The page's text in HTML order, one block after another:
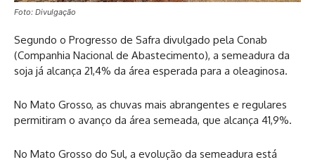
Foto: Divulgação
Segundo o Progresso de Safra divulgado pela Conab
(Companhia Nacional de Abastecimento), a semeadura da
soja já alcança 21,4% da área esperada para a oleaginosa.
No Mato Grosso, as chuvas mais abrangentes e regulares
permitiram o avanço da área semeada, que alcança 41,9%.
No Mato Grosso do Sul, a evolução da semeadura está